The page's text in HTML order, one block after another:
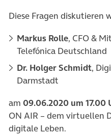
Diese Fragen diskutieren
Markus Rolle, CFO &
Telefónica Deutschland
Dr. Holger Schmidt,
Darmstadt
am 09.06.2020 um 17.00
ON AIR – dem virtuellen
digitale Leben.